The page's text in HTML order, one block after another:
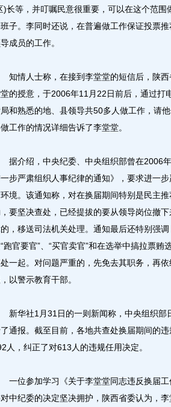
)长等，并叮嘱民意很重要，可以在这个范围
子。李同时还说，在普遍做工作保证投票
成员的工作。
情人士称，在接到李堂堂的短信后，陕西
的授意，于2006年11月22日前后，通过打
和熟悉的地、县领导共50多人做工作，请
工作的情况详细告诉了李堂堂。
介绍，中央纪委、中央组织部曾在2006年
步严肃组织人事纪律的通知》，要求进一
环境。该通知称，对在换届期间特别是民主
要坚决查处，已经提拔的要从领导岗位撤
，移送司法机关处理。通知最后还特别强
跑官要官”、“买官卖官”和在选举中搞拉票
一起。对问题严重的，先免去其职务，再
以警示教育干部。
华社1月31日的一则新闻称，中央组织部
通报。截至目前，各地共查处换届期间的
人，纠正了对613人的违规任用决定。
位参加学习《关于李堂堂同志违反换届工
中纪委的决定坚决拥护，陕西省委认为，